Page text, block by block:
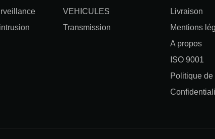
VEHICULES
Transmission
Livraison
Mentions
A propos
ISO 9001
Politique de